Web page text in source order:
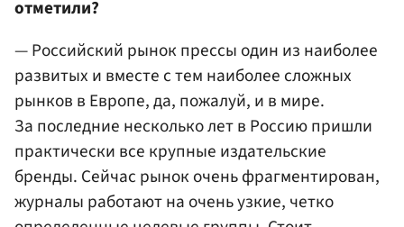
отметили?
— Российский рынок прессы один из наиболее
развитых и вместе с тем наиболее сложных
рынков в Европе, да, пожалуй, и в мире.
За последние несколько лет в Россию пришли
практически все крупные издательские
бренды. Сейчас рынок очень фрагментирован,
журналы работают на очень узкие, четко